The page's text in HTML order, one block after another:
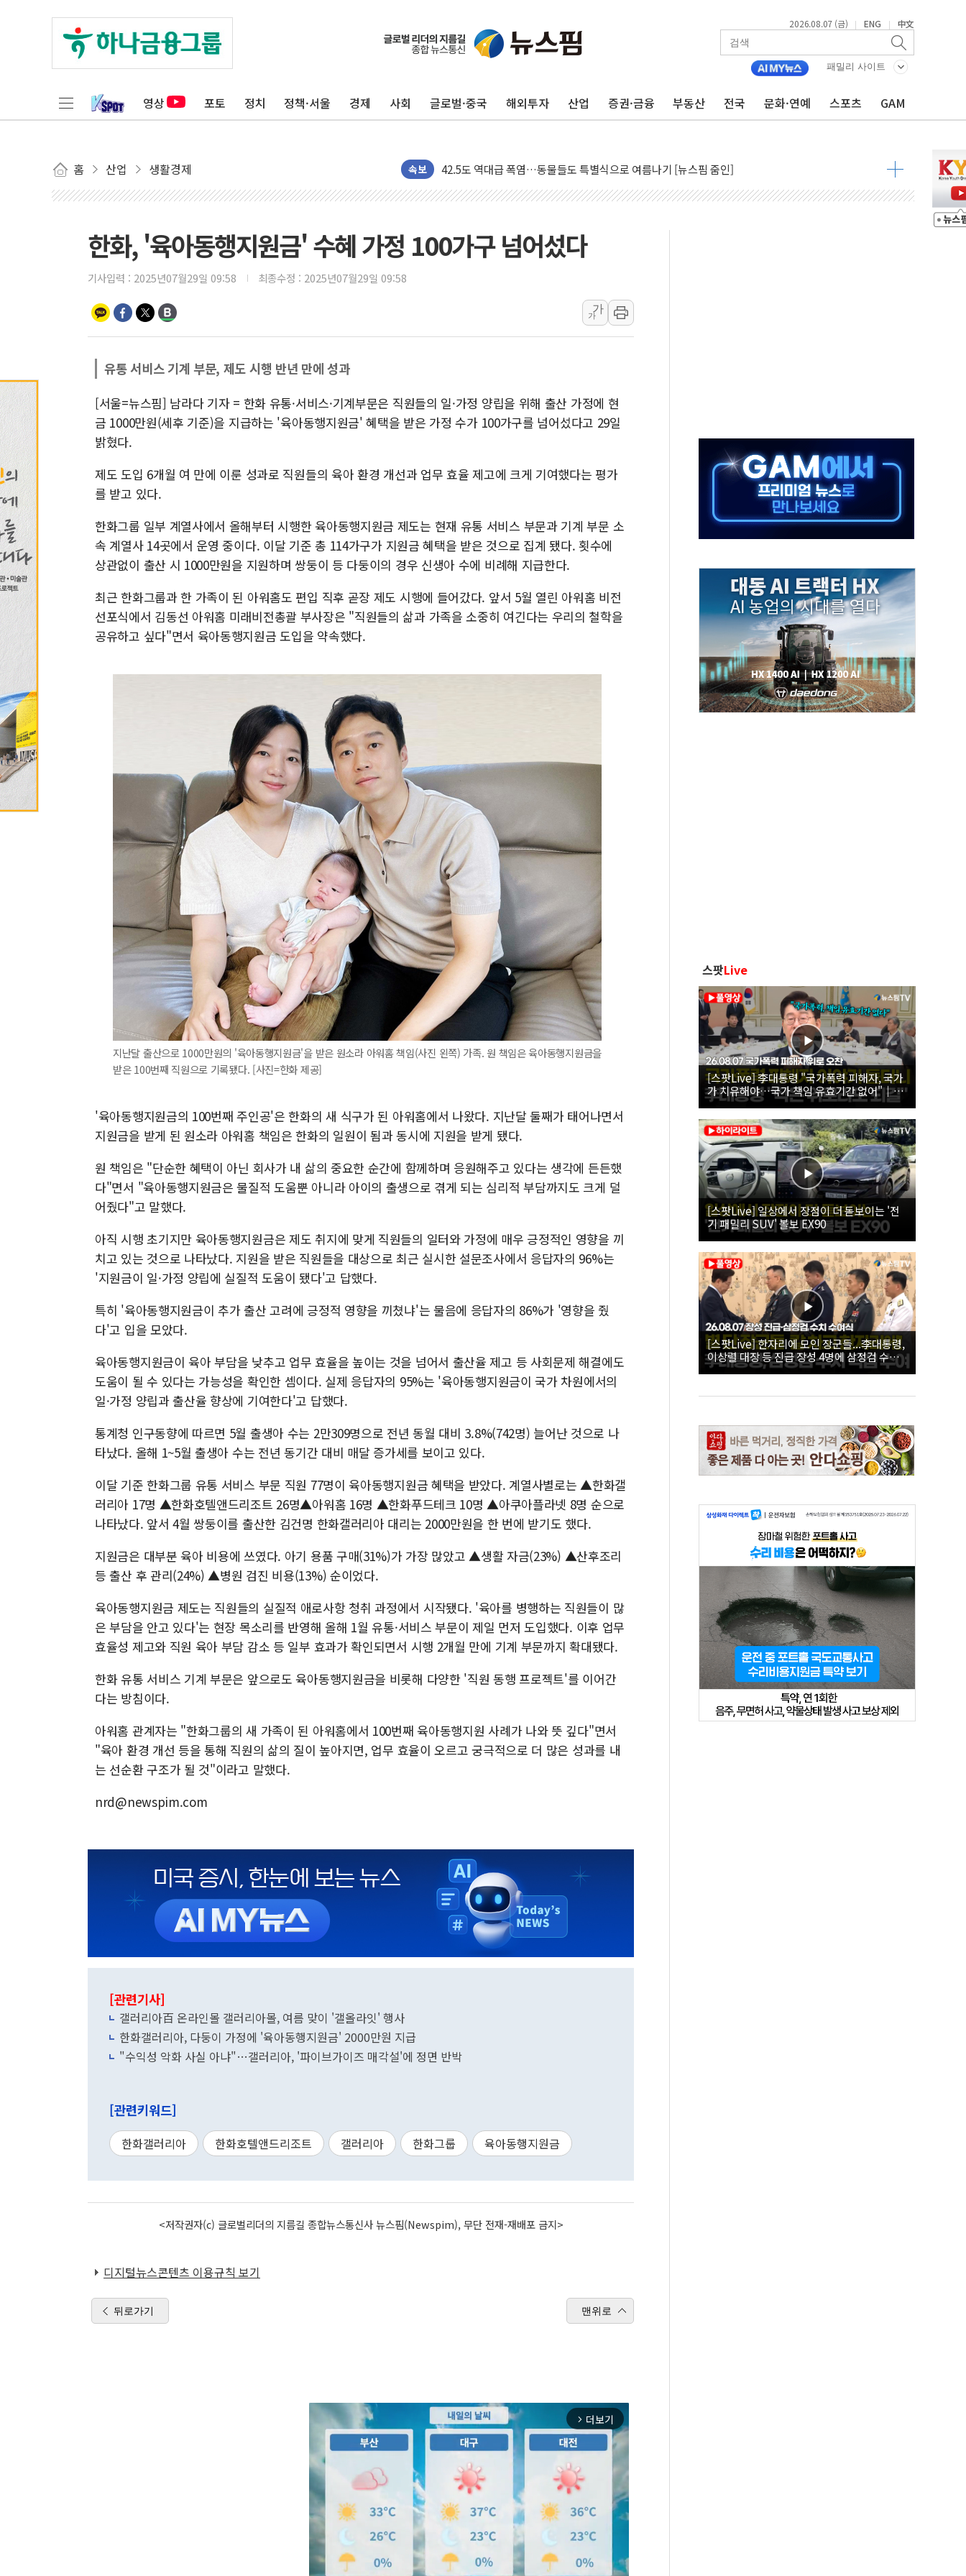
2026.08.07 (금) | ENG | 中文
패밀리 사이트
영상 포토 정치 정책·서울 경제 사회 글로벌·중국 해외투자 산업 증권·금융 부동산 전국 문화·연예 스포츠 GAM
홈 산업 생활경제 속보
폭염 누그러지고 가뭄 숙지나...경북동해안권 8~9일 최대 100mm 호우
사우디·튀르키예·파키스탄, '공동방위협정' 체결… 수니파 국가들의 새 안보 협력 구도
용산공원·그린벨트로 또 충돌…반복되는 국토부-서울시 '정책 엇박자'
[AI 부동산 투데이] 특공 전략도 '극과 극'…생애최초만 경쟁 치열
[베트남 증시] 유동성 부진 지속, 강보합 마감...석유·가스주 올랐지만 빈그룹이 상쇄
'찜통더위'에 전력수요 역대 최고치 경신…한낮 총수요 104.3GW 기록
후티 반군, 예멘 정부군과 사우디 동시 공격… 위기 고조되는 또 다른 중동 화약고
포스코홀딩스, 포스코인터·DX 지분 일부 매각
태국 학교서 중학생 총기 난사...최소 7명 사망
40.2도 찍은 서울 등 폭염중대경보 해제…누적 온열질환자 2872명
"文정부 악몽 재현 안돼"...李 부동산 세제안에 與 내부서 '총선·대선 직격탄' 우려
'변기 수리' 집주인에게 흉기 휘두른 30대 세입자…경찰, 현행범 체포
워트, 상반기 영업이익 30억원
한화, '육아동행지원금' 수혜 가정 100가구 넘어섰다
기사입력 : 2025년07월29일 09:58 최종수정 : 2025년07월29일 09:58
가
가
유통 서비스 기계 부문, 제도 시행 반년 만에 성과
[서울=뉴스핌] 남라다 기자 = 한화 유통·서비스·기계부문은 직원들의 일·가정 양립을 위해 출산 가정에 현
금 1000만원(세후 기준)을 지급하는 '육아동행지원금' 혜택을 받은 가정 수가 100가구를 넘어섰다고 29일
밝혔다.
제도 도입 6개월 여 만에 이룬 성과로 직원들의 육아 환경 개선과 업무 효율 제고에 크게 기여했다는 평가
를 받고 있다.
한화그룹 일부 계열사에서 올해부터 시행한 육아동행지원금 제도는 현재 유통 서비스 부문과 기계 부문 소
속 계열사 14곳에서 운영 중이다. 이달 기준 총 114가구가 지원금 혜택을 받은 것으로 집계 됐다. 횟수에
상관없이 출산 시 1000만원을 지원하며 쌍둥이 등 다둥이의 경우 신생아 수에 비례해 지급한다.
최근 한화그룹과 한 가족이 된 아워홈도 편입 직후 곧장 제도 시행에 들어갔다. 앞서 5월 열린 아워홈 비전
선포식에서 김동선 아워홈 미래비전총괄 부사장은 "직원들의 삶과 가족을 소중히 여긴다는 우리의 철학을
공유하고 싶다"면서 육아동행지원금 도입을 약속했다.
지난달 출산으로 1000만원의 '육아동행지원금'을 받은 원소라 아워홈 책임(사진 왼쪽) 가족. 원 책임은 육아동행지원금을
받은 100번째 직원으로 기록됐다. [사진=한화 제공]
'육아동행지원금의 100번째 주인공'은 한화의 새 식구가 된 아워홈에서 나왔다. 지난달 둘째가 태어나면서
지원금을 받게 된 원소라 아워홈 책임은 한화의 일원이 됨과 동시에 지원을 받게 됐다.
원 책임은 "단순한 혜택이 아닌 회사가 내 삶의 중요한 순간에 함께하며 응원해주고 있다는 생각에 든든했
다"면서 "육아동행지원금은 물질적 도움뿐 아니라 아이의 출생으로 겪게 되는 심리적 부담까지도 크게 덜
어줬다"고 말했다.
아직 시행 초기지만 육아동행지원금은 제도 취지에 맞게 직원들의 일터와 가정에 매우 긍정적인 영향을 끼
치고 있는 것으로 나타났다. 지원을 받은 직원들을 대상으로 최근 실시한 설문조사에서 응답자의 96%는
'지원금이 일·가정 양립에 실질적 도움이 됐다'고 답했다.
특히 '육아동행지원금이 추가 출산 고려에 긍정적 영향을 끼쳤냐'는 물음에 응답자의 86%가 '영향을 줬
다'고 입을 모았다.
육아동행지원금이 육아 부담을 낮추고 업무 효율을 높이는 것을 넘어서 출산율 제고 등 사회문제 해결에도
도움이 될 수 있다는 가능성을 확인한 셈이다. 실제 응답자의 95%는 '육아동행지원금이 국가 차원에서의
일·가정 양립과 출산율 향상에 기여한다'고 답했다.
통계청 인구동향에 따르면 5월 출생아 수는 2만309명으로 전년 동월 대비 3.8%(742명) 늘어난 것으로 나
타났다. 올해 1~5월 출생아 수는 전년 동기간 대비 매달 증가세를 보이고 있다.
이달 기준 한화그룹 유통 서비스 부문 직원 77명이 육아동행지원금 혜택을 받았다. 계열사별로는 ▲한화갤
러리아 17명 ▲한화호텔앤드리조트 26명▲아워홈 16명 ▲한화푸드테크 10명 ▲아쿠아플라넷 8명 순으로
나타났다. 앞서 4월 쌍둥이를 출산한 김건명 한화갤러리아 대리는 2000만원을 한 번에 받기도 했다.
지원금은 대부분 육아 비용에 쓰였다. 아기 용품 구매(31%)가 가장 많았고 ▲생활 자금(23%) ▲산후조리
등 출산 후 관리(24%) ▲병원 검진 비용(13%) 순이었다.
육아동행지원금 제도는 직원들의 실질적 애로사항 청취 과정에서 시작됐다. '육아를 병행하는 직원들이 많
은 부담을 안고 있다'는 현장 목소리를 반영해 올해 1월 유통·서비스 부문이 제일 먼저 도입했다. 이후 업무
효율성 제고와 직원 육아 부담 감소 등 일부 효과가 확인되면서 시행 2개월 만에 기계 부문까지 확대됐다.
한화 유통 서비스 기계 부문은 앞으로도 육아동행지원금을 비롯해 다양한 '직원 동행 프로젝트'를 이어간
다는 방침이다.
아워홈 관계자는 "한화그룹의 새 가족이 된 아워홈에서 100번째 육아동행지원 사례가 나와 뜻 깊다"면서
"육아 환경 개선 등을 통해 직원의 삶의 질이 높아지면, 업무 효율이 오르고 궁극적으로 더 많은 성과를 내
는 선순환 구조가 될 것"이라고 말했다.
nrd@newspim.com
[관련기사]
갤러리아百 온라인몰 갤러리아몰, 여름 맞이 '갤올라잇' 행사
한화갤러리아, 다둥이 가정에 '육아동행지원금' 2000만원 지급
"수익성 악화 사실 아냐"…갤러리아, '파이브가이즈 매각설'에 정면 반박
[관련키워드]
한화갤러리아 한화호텔앤드리조트 갤러리아 한화그룹 육아동행지원금
<저작권자(c) 글로벌리더의 지름길 종합뉴스통신사 뉴스핌(Newspim), 무단 전재-재배포 금지>
디지털뉴스콘텐츠 이용규칙 보기
뒤로가기 맨위로
arrow_forward_ios 더보기
스팟Live
[스팟Live] 李대통령 "국가폭력 피해자, 국가
가 치유해야…국가 책임 유효기간 없어"｜
26.08.07 국가폭력 피해자 위로 오찬
[스팟Live] 일상에서 장점이 더 돋보이는 '전
기 패밀리 SUV' 볼보 EX90
[스팟Live] 한자리에 모인 장군들...李대통령,
이상렬 대장 등 진급 장성 4명에 삼정검 수치
직접 수여｜26.08.07 장성 진급·삼정검 수치